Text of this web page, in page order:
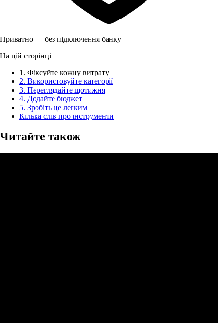
Приватно — без підключення банку
На цій сторінці
1. Фіксуйте кожну витрату
2. Використовуйте категорії
3. Переглядайте щотижня
4. Додайте бюджет
5. Зробіть це легким
Кілька слів про інструменти
Читайте також